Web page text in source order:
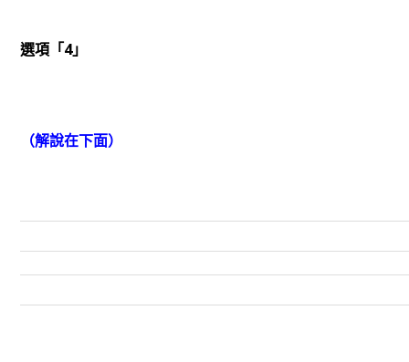
選項「4」
（解說在下面）